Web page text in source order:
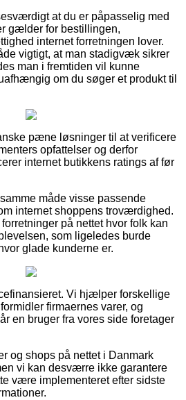
at du er påpasselig med
gælder for bestillingen,
internet forretningen lover.
vigtigt, at man stadigvæk sikrer
man i fremtiden vil kunne
om du søger et produkt til
pæne løsninger til at verificere
opfattelser og derfor
internet butikkens ratings af før
måde visse passende
internet shoppens troværdighed.
på nettet hvor folk kan
som ligeledes burde
glade kunderne er.
Vi hjælper forskellige
firmaernes varer, og
en bruger fra vores side foretager
og shops på nettet i Danmark
vi kan desværre ikke garantere
være implementeret efter sidste